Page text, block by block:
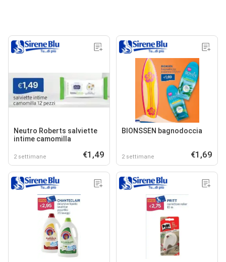
Neutro Roberts salviette
intime camomilla
2 settimane €1,49
BIONSSEN bagnodoccia
2 settimane €1,69